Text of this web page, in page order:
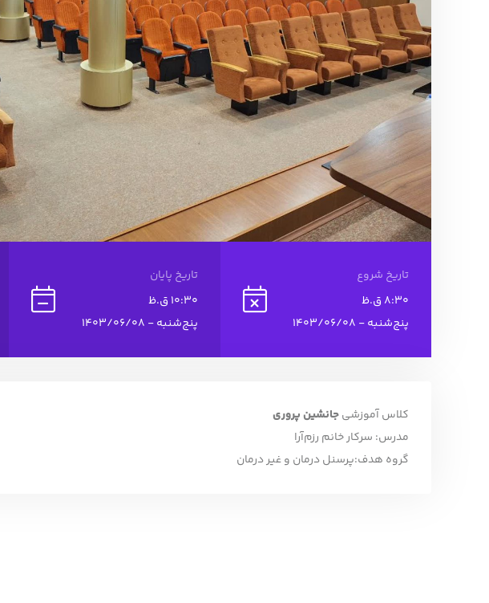
تاریخ شروع
8:30 ق.ظ
پنج‌شنبه - 1403/06/08
تاریخ پایان
10:30 ق.ظ
پنج‌شنبه - 1403/06/08
کلاس آموزشیجانشین پروری
مدرس: سرکار خانم رزم‌آرا
گروه هدف:پرسنل درمان و غیر درمان